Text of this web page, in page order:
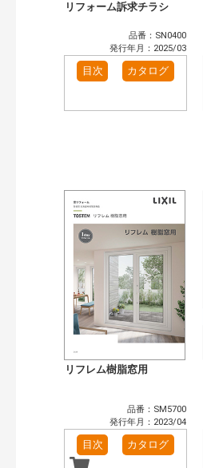
リフォーム訴求チラシ
品番：SN0400
発行年月：2025/03
目次 カタログ
リフレム樹脂窓用
品番：SM5700
発行年月：2023/04
目次 カタログ